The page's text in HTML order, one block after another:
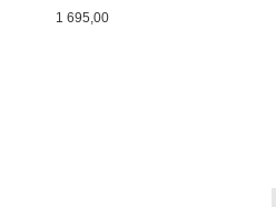
Pris
1 695,00